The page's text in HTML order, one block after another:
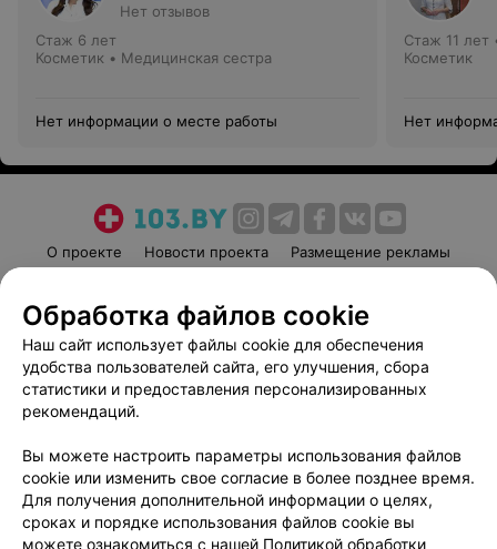
Нет отзывов
Стаж 6 лет
Косметик • Медицинская сестра
Нет информации о месте работы
Стаж 11 лет
Косметик
Нет
О проекте Новости проекта
Размещение рекламы
Пользовательское соглашение
Способы оплаты
Вакансии
Партнеры
Написать руководителю 103.by
Обработка персональных данных
Обработка файлов cookie
Наш сайт использует файлы cookie для обеспечения
удобства пользователей сайта, его улучшения, сбора
статистики и предоставления персонализированных
рекомендаций.
Вы можете настроить параметры использования файлов
cookie или изменить свое согласие в более позднее время.
Для получения дополнительной информации о целях,
сроках и порядке использования файлов cookie вы
можете ознакомиться с нашей Политикой обработки